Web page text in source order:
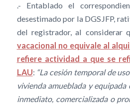
.- Entablado el
desestimado por la DGSJFP,
del registrador, al considerar
vacacional no equivale al
refiere actividad a que se
LAU: “La cesión temporal de
vivienda amueblada y
inmediato, comercializada o